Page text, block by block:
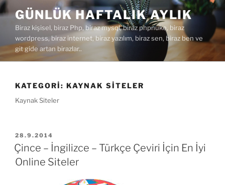
İçeriğe
geç
GÜNLÜK HAFTALIK AYLIK
Biraz kişisel, biraz Php, biraz mysql, biraz phpnuke, biraz
wordpress, biraz internet, biraz yazılım, biraz sen, biraz ben ve
git gide artan birazlar..
KATEGORI: KAYNAK SITELER
Kaynak Siteler
YAYIM
TARIHI
28.9.2014
Çince – İngilizce – Türkçe Çeviri İçin En İyi
Online Siteler